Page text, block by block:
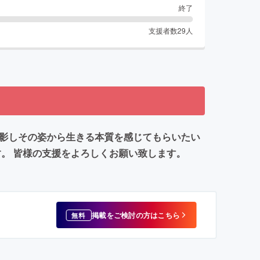
終了
支援者数29 人
しその姿から生きる本質を感じてもらいたい
皆様の支援をよろしくお願い致します。
無料 掲載をご検討の方はこちら